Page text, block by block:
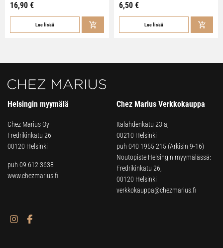
16,90 €
Lue lisää
6,50 €
Lue lisää
Helsingin myymälä
Chez Marius Oy
Fredrikinkatu 26
00120 Helsinki
puh 09 612 3638
www.chezmarius.fi
Chez Marius Verkkokauppa
Itälahdenkatu 23 a,
00210 Helsinki
puh 040 1955 215 (Arkisin 9-16)
Noutopiste Helsingin myymälässä:
Fredrikinkatu 26,
00120 Helsinki
verkkokauppa@chezmarius.fi